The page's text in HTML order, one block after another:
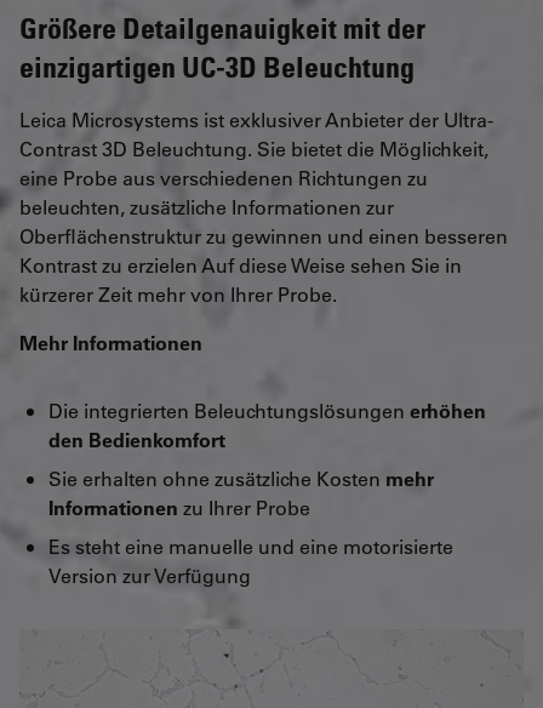
Größere Detailgenauigkeit mit der
einzigartigen UC-3D Beleuchtung
Leica Microsystems ist exklusiver Anbieter der Ultra-
Contrast 3D Beleuchtung. Sie bietet die Möglichkeit,
eine Probe aus verschiedenen Richtungen zu
beleuchten, zusätzliche Informationen zur
Oberflächenstruktur zu gewinnen und einen besseren
Kontrast zu erzielen Auf diese Weise sehen Sie in
kürzerer Zeit mehr von Ihrer Probe.
Mehr Informationen
Die integrierten Beleuchtungslösungen erhöhen
den Bedienkomfort
Sie erhalten ohne zusätzliche Kosten mehr
Informationen zu Ihrer Probe
Es steht eine manuelle und eine motorisierte
Version zur Verfügung